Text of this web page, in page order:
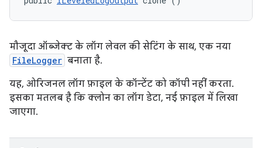
मौजूदा ऑब्जेक्ट के लॉग लेवल की सेटिंग के साथ, एक नया
FileLogger बनाता है.
यह, ओरिजनल लॉग फ़ाइल के कॉन्टेंट को कॉपी नहीं करता.
इसका मतलब है कि क्लोन का लॉग डेटा, नई फ़ाइल में लिखा
जाएगा.